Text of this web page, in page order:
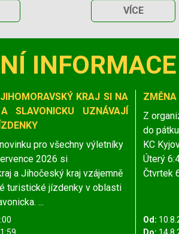
VÍCE
INFORMACE
KRAJ SI NA
SLAVONICKU UZNÁVAJÍ
pro všechny výletníky
2026 si
a Jihočeský kraj vzájemně
turistické jízdenky v oblasti
...
ZMĚNA
Z
do
KC
Úterý
Čtvrtek
Od: